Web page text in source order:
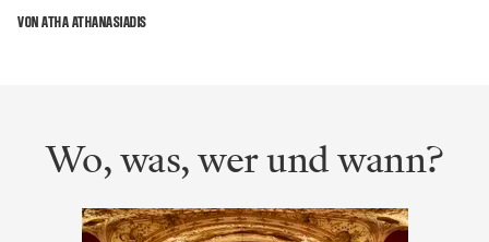
VON ATHA ATHANASIADIS
Wo, was, wer und wann?